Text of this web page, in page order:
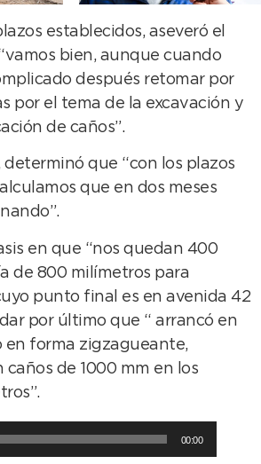
establecidos, aseveró el
bien, aunque cuando
después retomar por
por el tema de la excavación y
de caños”.
determinó que “con los plazos
que en dos meses
en que “nos quedan 400
de 800 milímetros para
punto final es en avenida 42
por último que “ arrancó en
en forma zigzagueante,
de 1000 mm en los
00:00